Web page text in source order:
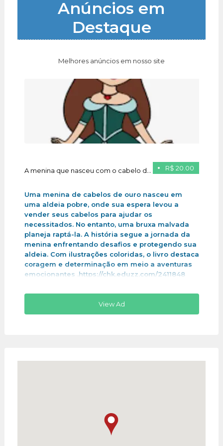
Anúncios em
Destaque
Melhores anúncios em nosso site
R$ 20.00
A menina que nasceu com o cabelo de ouro
Uma menina de cabelos de ouro nasceu em
uma aldeia pobre, onde sua espera levou a
vender seus cabelos para ajudar os
necessitados. No entanto, uma bruxa malvada
planeja raptá-la. A história segue a jornada da
menina enfrentando desafios e protegendo sua
aldeia. Com ilustrações coloridas, o livro destaca
coragem e determinação em meio a aventuras
emocionantes .https://chk.eduzz.com/2411848
View Ad